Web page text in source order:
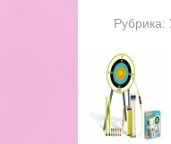
Рубрика: